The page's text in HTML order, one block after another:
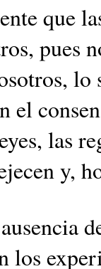
que
pues
el
las
y,
los